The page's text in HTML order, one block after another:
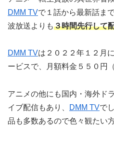
DMM TVで１話から最新話ま
波放送よりも３時間先行して
DMM TVは２０２２年１２月
ービスで、月額料金５５０円
アニメの他にも国内・海外ド
イブ配信もあり、
DMM TVで
品も多数あるので色々観たい